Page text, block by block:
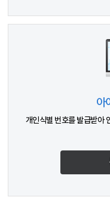
아
개인식별 번호를 발급받아